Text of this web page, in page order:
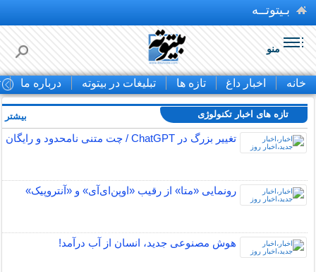
بـیتوتــه
منو
خانه اخبار داغ تازه ها تبلیغات در بیتوته درباره ما
تازه های اخبار تکنولوژی
تغییر بزرگ در ChatGPT / چت متنی نامحدود و رایگان
رونمایی «متا» از رقیب «اوپن‌ای‌آی» و «آنتروپیک»
هوش مصنوعی جدید، انسان از آب درآمد!
بیشتر